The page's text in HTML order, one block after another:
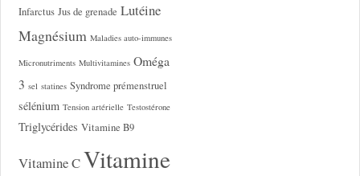
Infarctus Jus de grenade Lutéine
Magnésium Maladies auto-immunes
Micronutriments Multivitamines Oméga
3 sel statines Syndrome prémenstruel
sélénium Tension artérielle Testostérone
Triglycérides Vitamine B9
Vitamine CVitamine